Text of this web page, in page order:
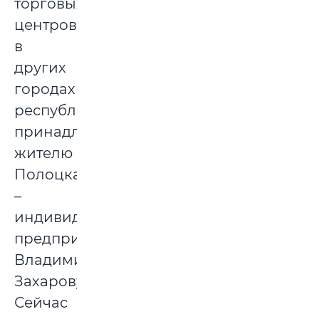
торговых
центров
в
других
городах
республики
принадлежал
жителю
Полоцка
–
индивидуальному
предпринимателю
Владимиру
Захарову.
Сейчас